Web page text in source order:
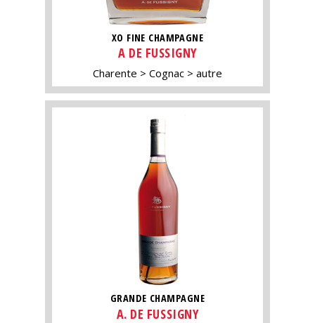
XO FINE CHAMPAGNE
A DE FUSSIGNY
Charente Cognac autre
GRANDE CHAMPAGNE
A. DE FUSSIGNY